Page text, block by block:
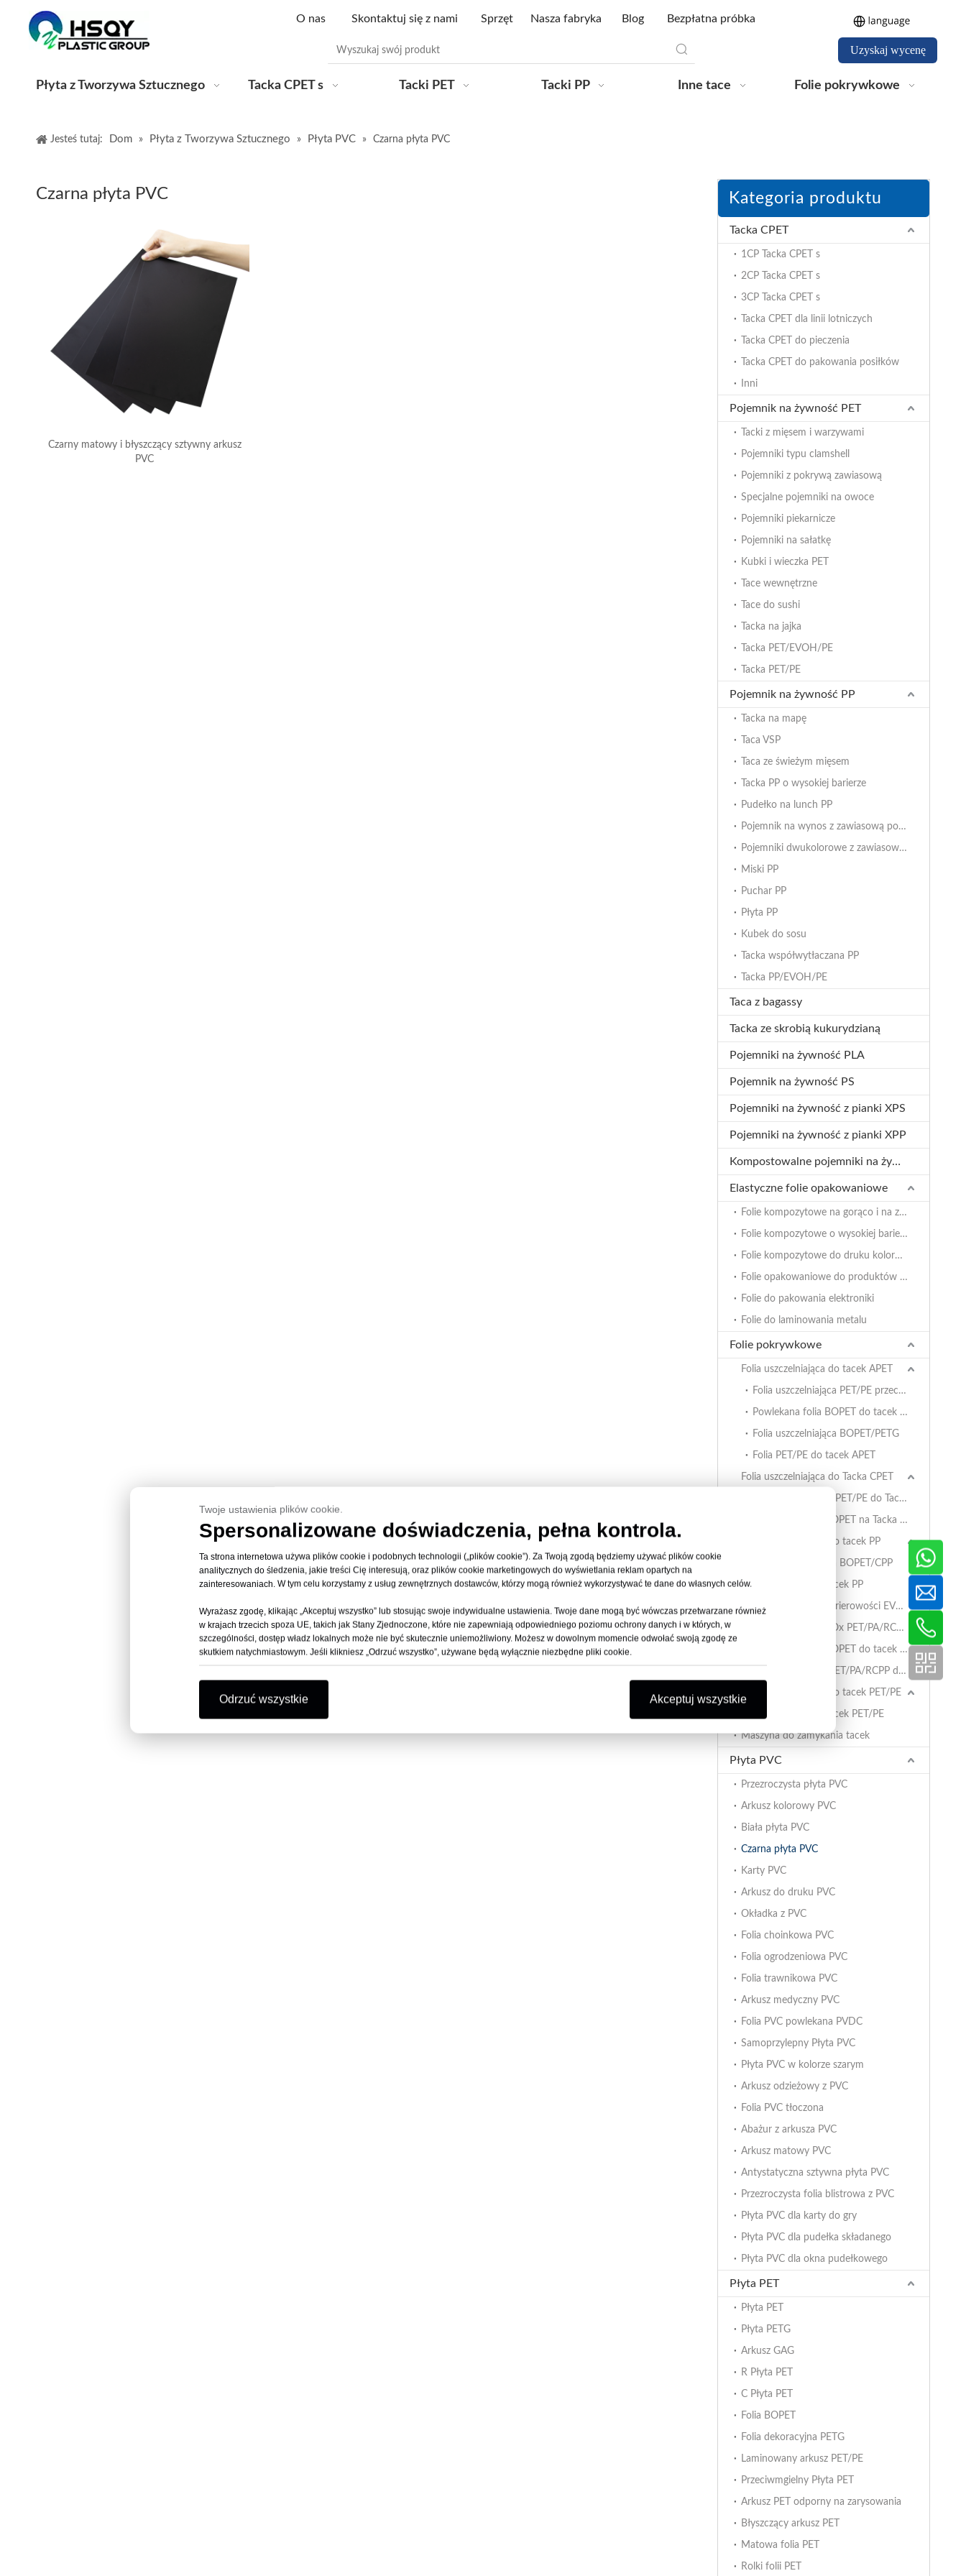
O nas Skontaktuj się z nami Sprzęt Nasza fabryka Blog Bezpłatna próbka
Uzyskaj wycenę
Płyta z Tworzywa Sztucznego Tacka CPET s Tacki PET Tacki PP Inne tace Folie pokrywkowe
Jesteś tutaj: Dom » Płyta z Tworzywa Sztucznego » Płyta PVC » Czarna płyta PVC
Czarna płyta PVC
Czarny matowy i błyszczący sztywny arkusz
PVC
Kategoria produktu
Tacka CPET
1CP Tacka CPET s
2CP Tacka CPET s
3CP Tacka CPET s
Tacka CPET dla linii lotniczych
Tacka CPET do pieczenia
Tacka CPET do pakowania posiłków
Inni
Pojemnik na żywność PET
Tacki z mięsem i warzywami
Pojemniki typu clamshell
Pojemniki z pokrywą zawiasową
Specjalne pojemniki na owoce
Pojemniki piekarnicze
Pojemniki na sałatkę
Kubki i wieczka PET
Tace wewnętrzne
Tace do sushi
Tacka na jajka
Tacka PET/EVOH/PE
Tacka PET/PE
Pojemnik na żywność PP
Tacka na mapę
Taca VSP
Taca ze świeżym mięsem
Tacka PP o wysokiej barierze
Pudełko na lunch PP
Pojemnik na wynos z zawiasową pokrywką
Pojemniki dwukolorowe z zawiasową pokrywą
Miski PP
Puchar PP
Płyta PP
Kubek do sosu
Tacka współwytłaczana PP
Tacka PP/EVOH/PE
Taca z bagassy
Tacka ze skrobią kukurydzianą
Pojemniki na żywność PLA
Pojemnik na żywność PS
Pojemniki na żywność z pianki XPS
Pojemniki na żywność z pianki XPP
Kompostowalne pojemniki na żywność
Elastyczne folie opakowaniowe
Folie kompozytowe na gorąco i na zimno
Folie kompozytowe o wysokiej barierowości
Folie kompozytowe do druku kolorowego
Folie opakowaniowe do produktów farmaceutycznych
Folie do pakowania elektroniki
Folie do laminowania metalu
Folie pokrywkowe
Folia uszczelniająca do tacek APET
Folia uszczelniająca PET/PE przeciwmgielna
Powlekana folia BOPET do tacek APET
Folia uszczelniająca BOPET/PETG
Folia PET/PE do tacek APET
Folia uszczelniająca do Tacka CPET
Folia pokrywkowa PET/PE do Tacka CPET
Powlekana folia BOPET na Tacka CPET s
Folia uszczelniająca do tacek PP
Folia uszczelniająca BOPET/CPP
Folia PET/PE do tacek PP
Folia o wysokiej barierowości EVOH/PP
Folia retortowa AlOx PET/PA/RCPP o wysokiej barierowości do tacek PP
Powlekana folia BOPET do tacek PP
Folia zamykająca PET/PA/RCPP do retortowania tacek PP
Folia uszczelniająca do tacek PET/PE
Folia PET/PE do tacek PET/PE
Maszyna do zamykania tacek
Płyta PVC
Przezroczysta płyta PVC
Arkusz kolorowy PVC
Biała płyta PVC
Czarna płyta PVC
Karty PVC
Arkusz do druku PVC
Okładka z PVC
Folia choinkowa PVC
Folia ogrodzeniowa PVC
Folia trawnikowa PVC
Arkusz medyczny PVC
Folia PVC powlekana PVDC
Samoprzylepny Płyta PVC
Płyta PVC w kolorze szarym
Arkusz odzieżowy z PVC
Folia PVC tłoczona
Abażur z arkusza PVC
Arkusz matowy PVC
Antystatyczna sztywna płyta PVC
Przezroczysta folia blistrowa z PVC
Płyta PVC dla karty do gry
Płyta PVC dla pudełka składanego
Płyta PVC dla okna pudełkowego
Płyta PET
Płyta PET
Płyta PETG
Arkusz GAG
R Płyta PET
C Płyta PET
Folia BOPET
Folia dekoracyjna PETG
Laminowany arkusz PET/PE
Przeciwmgielny Płyta PET
Arkusz PET odporny na zarysowania
Błyszczący arkusz PET
Matowa folia PET
Rolki folii PET
Twoje ustawienia plików cookie.
Spersonalizowane doświadczenia, pełna kontrola.
Ta strona internetowa używa plików cookie i podobnych technologii („plików cookie”). Za Twoją zgodą będziemy używać plików cookie
analitycznych do śledzenia, jakie treści Cię interesują, oraz plików cookie marketingowych do wyświetlania reklam opartych na
zainteresowaniach. W tym celu korzystamy z usług zewnętrznych dostawców, którzy mogą również wykorzystywać te dane do własnych celów.
Wyrażasz zgodę, klikając „Akceptuj wszystko” lub stosując swoje indywidualne ustawienia. Twoje dane mogą być wówczas przetwarzane również
w krajach trzecich spoza UE, takich jak Stany Zjednoczone, które nie zapewniają odpowiedniego poziomu ochrony danych i w których, w
szczególności, dostęp władz lokalnych może nie być skutecznie uniemożliwiony. Możesz w dowolnym momencie odwołać swoją zgodę ze
skutkiem natychmiastowym. Jeśli klikniesz „Odrzuć wszystko”, używane będą wyłącznie niezbędne pliki cookie.
Odrzuć wszystkie Akceptuj wszystkie